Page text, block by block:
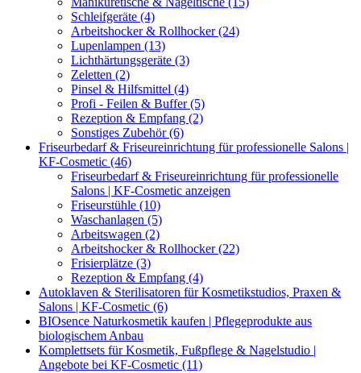
Schleifgeräte (4)
Arbeitshocker & Rollhocker (24)
Lupenlampen (13)
Lichthärtungsgeräte (3)
Zeletten (2)
Pinsel & Hilfsmittel (4)
Profi - Feilen & Buffer (5)
Rezeption & Empfang (2)
Sonstiges Zubehör (6)
Friseurbedarf & Friseureinrichtung für professionelle Salons |
KF-Cosmetic (46)
Friseurbedarf & Friseureinrichtung für professionelle
Salons | KF-Cosmetic anzeigen
Friseurstühle (10)
Waschanlagen (5)
Arbeitswagen (2)
Arbeitshocker & Rollhocker (22)
Frisierplätze (3)
Rezeption & Empfang (4)
Autoklaven & Sterilisatoren für Kosmetikstudios, Praxen &
Salons | KF-Cosmetic (6)
BIOsence Naturkosmetik kaufen | Pflegeprodukte aus
biologischem Anbau
Komplettsets für Kosmetik, Fußpflege & Nagelstudio |
Angebote bei KF-Cosmetic (11)